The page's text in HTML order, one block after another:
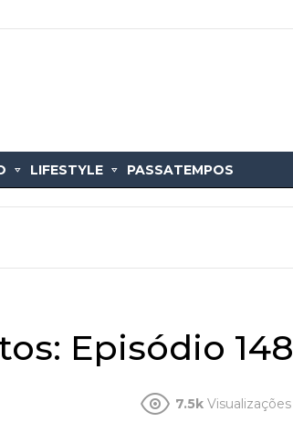
LIFESTYLE PASSATEMPOS
Episódio 148
7.5k Visualizações